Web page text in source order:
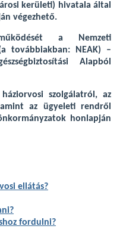
kerületi) hivatala által
végezhető.
a Nemzeti
továbbiakban: NEAK) –
Alapból
szolgálatról, az
az ügyeleti rendről
honlapján
ellátás?
fordulni?